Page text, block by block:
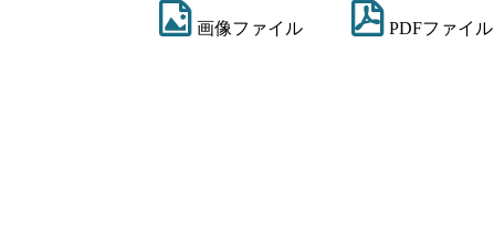
画像ファイル PDFファイル